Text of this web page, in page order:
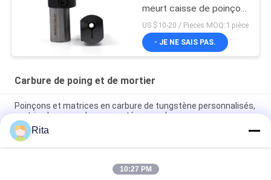
meurt caisse de poinçon
de caisse deuxièmes de
poinçon d'en-tête
US $10-20 / Pieces MOQ:1 pièce
- JE NE SAIS PAS.
Carbure de poing et de mortier
Poinçons et matrices en carbure de tungstène personnalisés,
matrice hexagonale segmentée en carbure
Poinçons et matrices segmentés hexagonaux en carbure
avec matériau YG20C VA80 CD-750 H13
Le moule à vis à tête froide est moulé au carbure de
Rita
10:27 PM